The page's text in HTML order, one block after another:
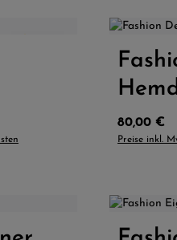
den
Regulärer
80,00 €
Preise inkl.